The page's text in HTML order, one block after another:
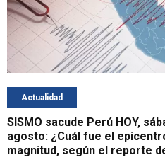
Actualidad
SISMO sacude Perú HOY,
agosto: ¿Cuál fue el
magnitud, según el reporte